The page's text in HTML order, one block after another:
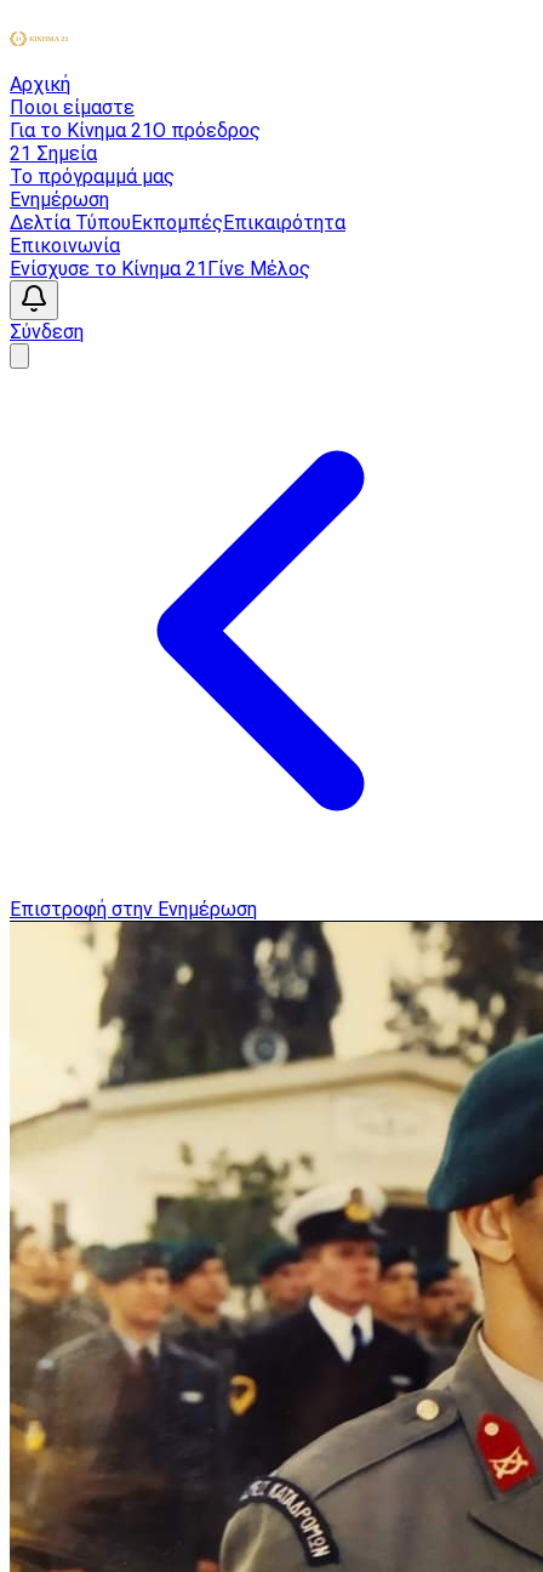
Αρχική
Ποιοι είμαστε
Για το Κίνημα 21Ο πρόεδρος
21 Σημεία
Το πρόγραμμά μας
Ενημέρωση
Δελτία ΤύπουΕκπομπέςΕπικαιρότητα
Επικοινωνία
Ενίσχυσε το Κίνημα 21Γίνε Μέλος
Σύνδεση
Επιστροφή στην Ενημέρωση